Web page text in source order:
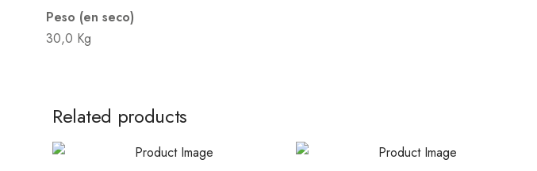
Peso (en seco)
30,0 Kg
Related products